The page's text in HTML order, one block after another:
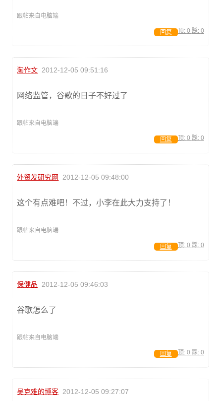
跟帖来自电脑端
顶: 0 踩: 0
回复
淘作文 2012-12-05 09:51:16
网络监管，谷歌的日子不好过了
跟帖来自电脑端
顶: 0 踩: 0
回复
外贸发研究网 2012-12-05 09:48:00
这个有点难吧！不过，小李在此大力支持了！
跟帖来自电脑端
顶: 0 踩: 0
回复
保健品 2012-12-05 09:46:03
谷歌怎么了
跟帖来自电脑端
顶: 0 踩: 0
回复
吴克难的博客 2012-12-05 09:27:07